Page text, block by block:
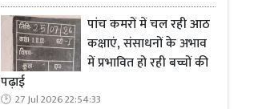
पांच कमरों में चल रही आठ
कक्षाएं, संसाधनों के अभाव
में प्रभावित हो रही बच्चों की
पढ़ाई
27 Jul 2026 22:54:33